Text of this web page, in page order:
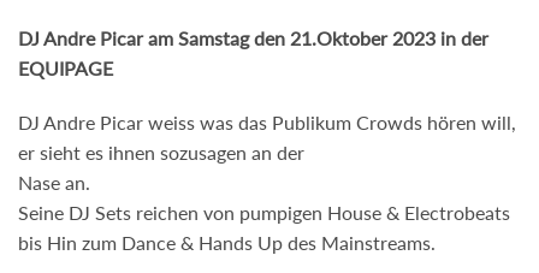
DJ Andre Picar am Samstag den 21.Oktober 2023 in der
EQUIPAGE
DJ Andre Picar weiss was das Publikum Crowds hören will,
er sieht es ihnen sozusagen an der
Nase an.
Seine DJ Sets reichen von pumpigen House & Electrobeats
bis Hin zum Dance & Hands Up des Mainstreams.